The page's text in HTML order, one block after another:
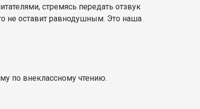
стремясь передать отзвук
не оставит равнодушным. Это наша
по внеклассному чтению.